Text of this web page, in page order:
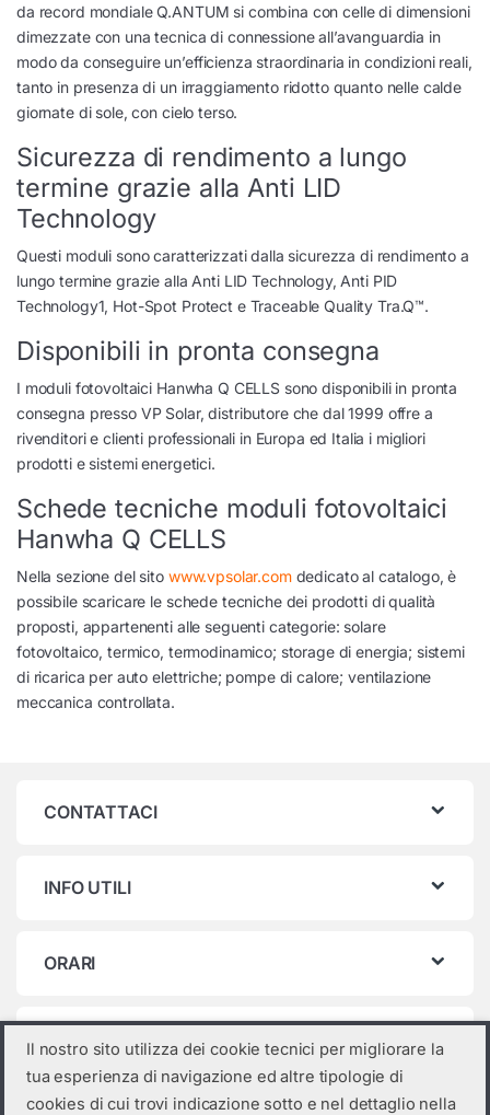
da record mondiale Q.ANTUM si combina con celle di dimensioni
dimezzate con una tecnica di connessione all’avanguardia in
modo da conseguire un’efficienza straordinaria in condizioni reali,
tanto in presenza di un irraggiamento ridotto quanto nelle calde
giornate di sole, con cielo terso.
Sicurezza di rendimento a lungo
termine grazie alla Anti LID
Technology
Questi moduli sono caratterizzati dalla sicurezza di rendimento a
lungo termine grazie alla Anti LID Technology, Anti PID
Technology1, Hot-Spot Protect e Traceable Quality Tra.Q™.
Disponibili in pronta consegna
I moduli fotovoltaici Hanwha Q CELLS sono disponibili in pronta
consegna presso VP Solar, distributore che dal 1999 offre a
rivenditori e clienti professionali in Europa ed Italia i migliori
prodotti e sistemi energetici.
Schede tecniche moduli fotovoltaici
Hanwha Q CELLS
Nella sezione del sito www.vpsolar.comdedicato al catalogo, è
possibile scaricare le schede tecniche dei prodotti di qualità
proposti, appartenenti alle seguenti categorie: solare
fotovoltaico, termico, termodinamico; storage di energia; sistemi
di ricarica per auto elettriche; pompe di calore; ventilazione
meccanica controllata.
CONTATTACI
INFO UTILI
ORARI
Categorie prodotto
Seleziona una categoria
Il nostro sito utilizza dei cookie tecnici per migliorare la
tua esperienza di navigazione ed altre tipologie di
cookies di cui trovi indicazione sotto e nel dettaglio nella